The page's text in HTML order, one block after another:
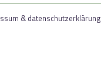
& datenschutzerklärung